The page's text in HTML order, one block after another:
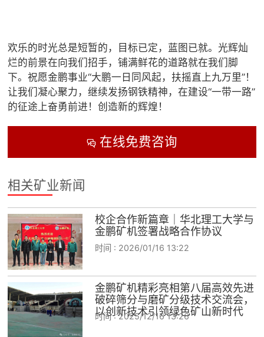
欢乐的时光总是短暂的，目标已定，蓝图已就。光辉灿
烂的前景在向我们招手，铺满鲜花的道路就在我们脚
下。祝愿金鹏事业“大鹏一日同风起，扶摇直上九万里”！
让我们凝心聚力，继续发扬钢铁精神，在建设“一带一路”
的征途上奋勇前进！创造新的辉煌！
在线免费咨询
相关矿业新闻
校企合作新篇章｜华北理工大学与
金鹏矿机签署战略合作协议
时间 : 2026/01/16 13:22
金鹏矿机精彩亮相第八届高效先进
破碎筛分与磨矿分级技术交流会，
以创新技术引领绿色矿山新时代
时间 :2025/12/16 13:26